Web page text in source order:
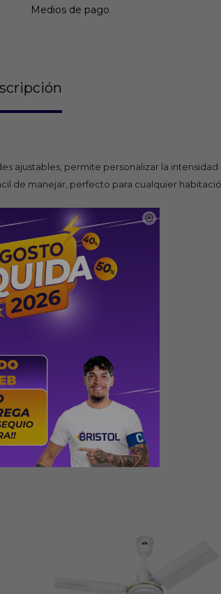

Medios de pago
ajustables, permite personalizar la
de manejar, perfecto para cualquier
PUEDEN INTERESAR